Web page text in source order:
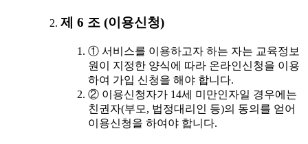
제 6 조 (이용신청)
① 서비스를 이용하고자 하는 자는 교육정보
원이 지정한 양식에 따라 온라인신청을 이용
하여 가입 신청을 해야 합니다.
② 이용신청자가 14세 미만인자일 경우에는
친권자(부모, 법정대리인 등)의 동의를 얻어
이용신청을 하여야 합니다.